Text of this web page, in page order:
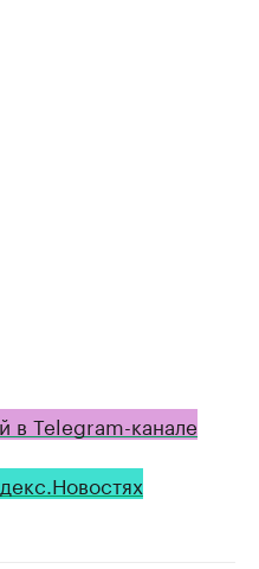
в Telegram-канале